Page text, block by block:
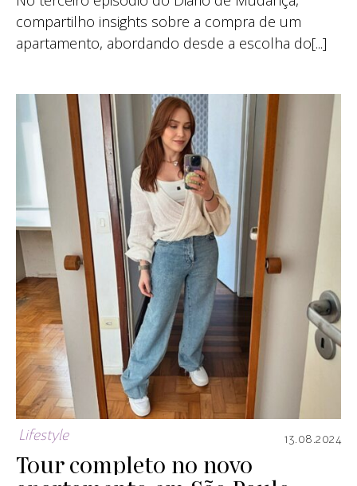
compartilho insights sobre a compra de um
apartamento, abordando desde a escolha do[...]
Lifestyle 13.08.2024
Tour completo no novo